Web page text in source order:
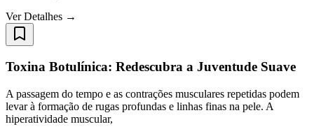
Ver Detalhes →
Toxina Botulínica: Redescubra a Juventude Suave
A passagem do tempo e as contrações musculares repetidas podem
levar à formação de rugas profundas e linhas finas na pele. A
hiperatividade muscular,